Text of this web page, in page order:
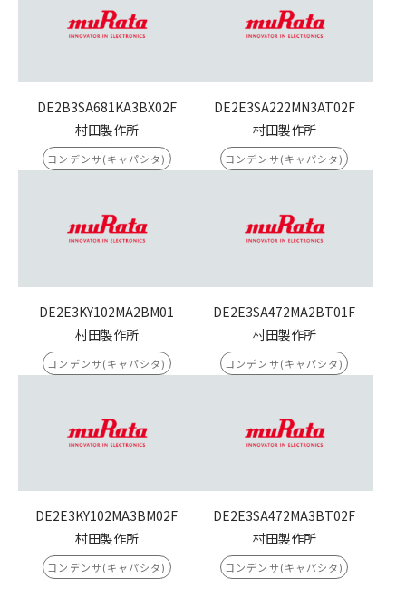
DE2B3SA681KA3BX02F
村田製作所
コンデンサ(キャパシタ)
DE2E3SA222MN3AT02F
村田製作所
コンデンサ(キャパシタ)
DE2E3KY102MA2BM01
村田製作所
コンデンサ(キャパシタ)
DE2E3SA472MA2BT01F
村田製作所
コンデンサ(キャパシタ)
DE2E3KY102MA3BM02F
村田製作所
コンデンサ(キャパシタ)
DE2E3SA472MA3BT02F
村田製作所
コンデンサ(キャパシタ)